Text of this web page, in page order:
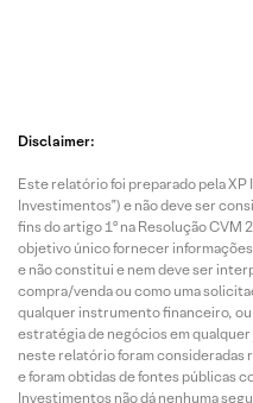
Disclaimer:
Este relatório foi preparado pela
Investimentos”) e não deve ser
fins do artigo 1º na Resolução
objetivo único fornecer
e não constitui e nem deve ser
compra/venda ou como uma
qualquer instrumento financeiro,
estratégia de negócios em
neste relatório foram consideradas
e foram obtidas de fontes públicas
Investimentos não dá nenhuma